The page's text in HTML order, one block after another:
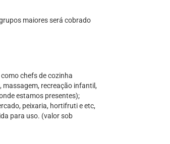
maiores será cobrado
chefs de cozinha
recreação infantil,
estamos presentes);
peixaria, hortifruti e etc,
para uso. (valor sob